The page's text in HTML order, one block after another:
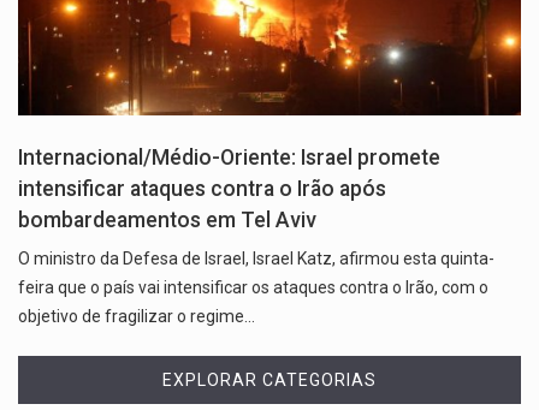
Internacional/Médio-Oriente: Israel promete
intensificar ataques contra o Irão após
bombardeamentos em Tel Aviv
O ministro da Defesa de Israel, Israel Katz, afirmou esta quinta-
feira que o país vai intensificar os ataques contra o Irão, com o
objetivo de fragilizar o regime…
EXPLORAR CATEGORIAS